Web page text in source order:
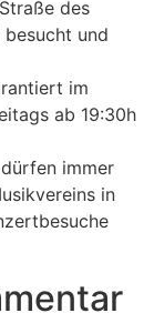
des
besucht und
im
ab 19:30h
immer
in